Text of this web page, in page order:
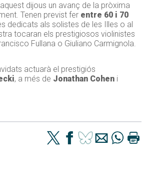
dijous un avanç de la pròxima
Tenen previst fer entre 60 i 70
dedicats als solistes de les Illes o al
tocaran els prestigiosos violinistes
Fullana o Giuliano Carmignola.
actuarà el prestigiós
, a més de Jonathan Cohen i